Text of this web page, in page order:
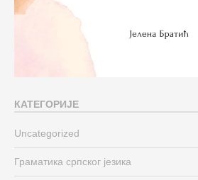
КАТЕГОРИЈЕ
Uncategorized
Граматика српског језика